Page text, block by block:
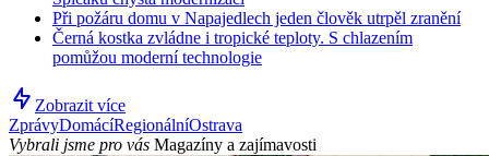
Při požáru domu v Napajedlech jeden člověk utrpěl zranění
Černá kostka zvládne i tropické teploty. S chlazením
pomůžou moderní technologie
Zobrazit více
ZprávyDomácíRegionálníOstrava
Vybrali jsme pro vás Magazíny a zajímavosti